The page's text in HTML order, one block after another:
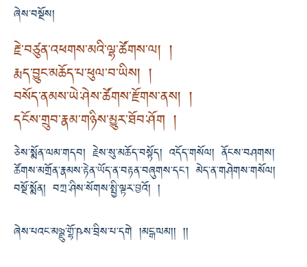
ཞེས་བསྔོས།
རྗེ་བཙུན་འཕགས་མའི་ལྷ་ཚོགས་ལ། །
རྨད་བྱུང་མཆོད་པ་ཕུལ་བ་ཡིས། །
བསོད་ནམས་ཡེ་ཤེས་ཚོགས་རྫོགས་ནས། །
དངོས་གྲུབ་རྣམ་གཉིས་མྱུར་ཐོབ་ཤོག །
ཅེས་སྨོན་ལམ་གདབ། རྗེས་སུ་མཆོད་བསྟོད། འདོད་གསོལ། ནོངས་བཤགས།
ཚོགས་མགྲོན་རྣམས་རྟེན་ཡོད་ན་བརྟན་བཞུགས་དང་། མེད་ན་གཤེགས་གསོལ།
བསྔོ་སྨོན། བཀྲ་ཤིས་སོགས་སྤྱི་ལྟར་བྱའོ། །
ཞེས་པའང་མཉྫུ་གྷོ་ཥས་བྲིས་པ་དགེ །མངྒ་ལམ།། །།